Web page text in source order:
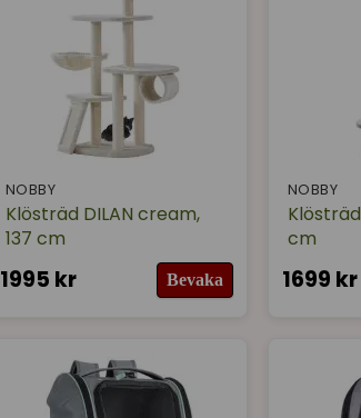
NOBBY
Klösträd DILAN cream,
137 cm
1995 kr Bevaka
NOBBY
Klösträd
cm
1699 kr